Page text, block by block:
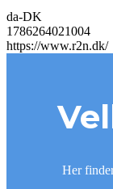
da-DK
1786264021004
https://www.r2n.dk/
Her